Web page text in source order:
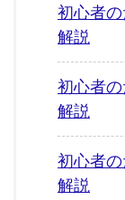
初心者
解説
初心者
解説
初心者
解説